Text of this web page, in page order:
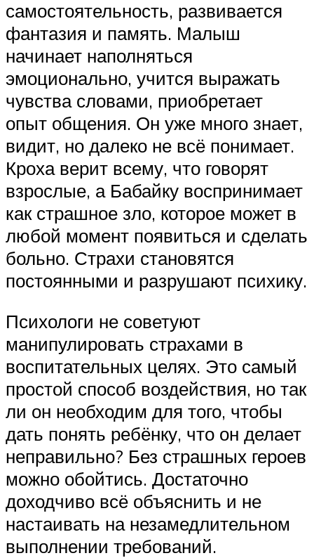
самостоятельность, развивается
фантазия и память. Малыш
начинает наполняться
эмоционально, учится выражать
чувства словами, приобретает
опыт общения. Он уже много знает,
видит, но далеко не всё понимает.
Кроха верит всему, что говорят
взрослые, а Бабайку воспринимает
как страшное зло, которое может в
любой момент появиться и сделать
больно. Страхи становятся
постоянными и разрушают психику.
Психологи не советуют
манипулировать страхами в
воспитательных целях. Это самый
простой способ воздействия, но так
ли он необходим для того, чтобы
дать понять ребёнку, что он делает
неправильно? Без страшных героев
можно обойтись. Достаточно
доходчиво всё объяснить и не
настаивать на незамедлительном
выполнении требований.